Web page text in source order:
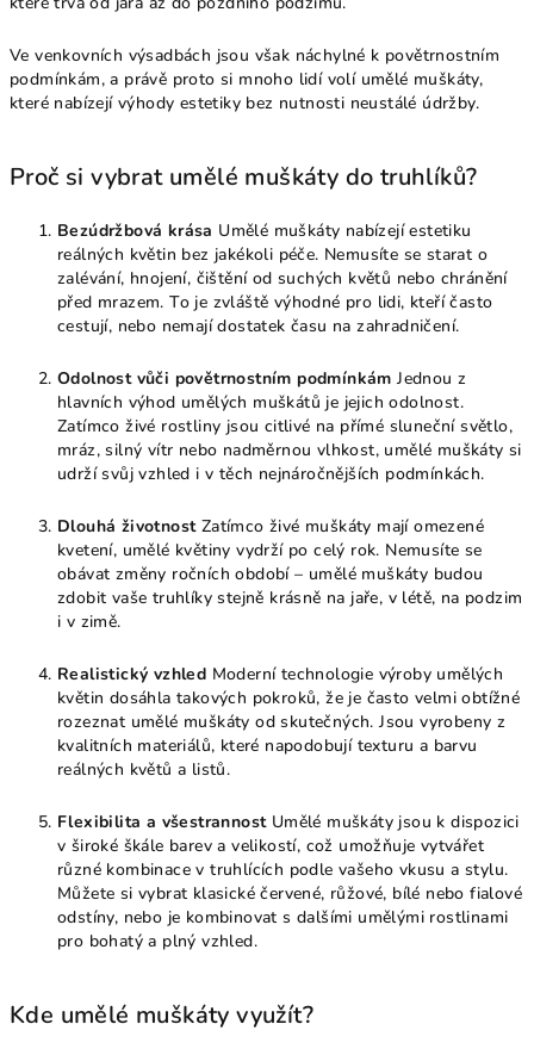
Ve venkovních výsadbách jsou však náchylné k povětrnostním
podmínkám, a právě proto si mnoho lidí volí umělé muškáty,
které nabízejí výhody estetiky bez nutnosti neustálé údržby.
Proč si vybrat umělé muškáty do truhlíků?
Bezúdržbová krása Umělé muškáty nabízejí estetiku
reálných květin bez jakékoli péče. Nemusíte se starat o
zalévání, hnojení, čištění od suchých květů nebo chránění
před mrazem. To je zvláště výhodné pro lidi, kteří často
cestují, nebo nemají dostatek času na zahradničení.
Odolnost vůči povětrnostním podmínkám Jednou z
hlavních výhod umělých muškátů je jejich odolnost.
Zatímco živé rostliny jsou citlivé na přímé sluneční světlo,
mráz, silný vítr nebo nadměrnou vlhkost, umělé muškáty si
udrží svůj vzhled i v těch nejnáročnějších podmínkách.
Dlouhá životnostZatímco živé muškáty mají omezené
kvetení, umělé květiny vydrží po celý rok. Nemusíte se
obávat změny ročních období – umělé muškáty budou
zdobit vaše truhlíky stejně krásně na jaře, v létě, na podzim
i v zimě.
Realistický vzhled Moderní technologie výroby umělých
květin dosáhla takových pokroků, že je často velmi obtížné
rozeznat umělé muškáty od skutečných. Jsou vyrobeny z
kvalitních materiálů, které napodobují texturu a barvu
reálných květů a listů.
Flexibilita a všestrannostUmělé muškáty jsou k dispozici
v široké škále barev a velikostí, což umožňuje vytvářet
různé kombinace v truhlících podle vašeho vkusu a stylu.
Můžete si vybrat klasické červené, růžové, bílé nebo fialové
odstíny, nebo je kombinovat s dalšími umělými rostlinami
pro bohatý a plný vzhled.
Kde umělé muškáty využít?